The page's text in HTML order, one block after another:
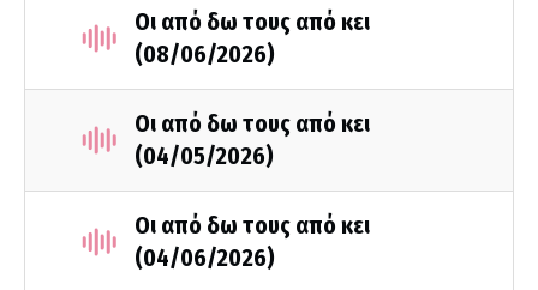
Οι από δω τους από κει
(08/06/2026)
Οι από δω τους από κει
(04/05/2026)
Οι από δω τους από κει
(04/06/2026)